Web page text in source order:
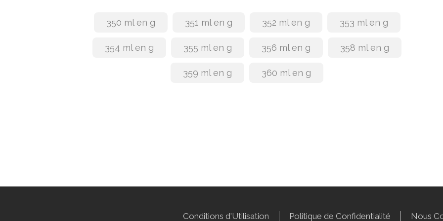
350 ml en g 351 ml en g 352 ml en g 353 ml en g
354 ml en g 355 ml en g 356 ml en g 358 ml en g
359 ml en g 360 ml en g
Conditions d'Utilisation Politique de Confidentialité Nous